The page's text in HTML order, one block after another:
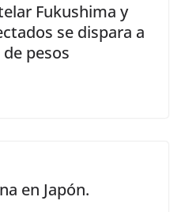
Fukushima y
se dispara a
pesos
en Japón.